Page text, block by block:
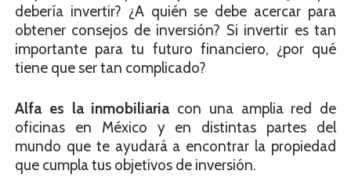
debería invertir? ¿A quién se debe acercar para
obtener consejos de inversión? Si invertir es tan
importante para tu futuro financiero, ¿por qué
tiene que ser tan complicado?
Alfa es la inmobiliaria con una amplia red de
oficinas en México y en distintas partes del
mundo que te ayudará a encontrar la propiedad
que cumpla tus objetivos de inversión.